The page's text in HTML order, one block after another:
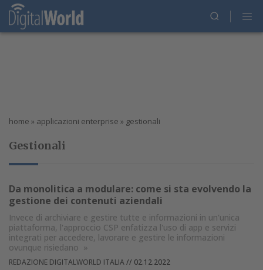
home » applicazioni enterprise » gestionali
Gestionali
Da monolitica a modulare: come si sta evolvendo la
gestione dei contenuti aziendali
Invece di archiviare e gestire tutte e informazioni in un'unica
piattaforma, l'approccio CSP enfatizza l'uso di app e servizi
integrati per accedere, lavorare e gestire le informazioni
ovunque risiedano »
REDAZIONE DIGITALWORLD ITALIA// 02.12.2022